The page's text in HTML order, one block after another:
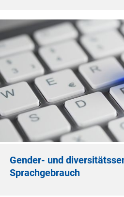
Gender- und
Sprachgebrauch